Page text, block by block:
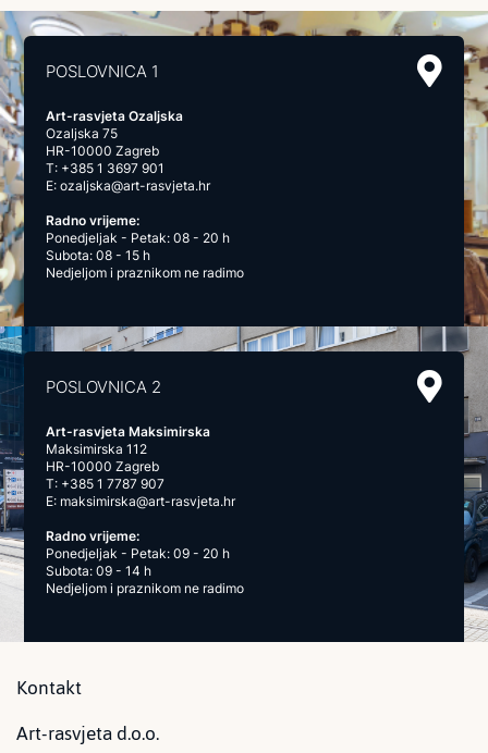
POSLOVNICA 1
Art-rasvjeta Ozaljska
Ozaljska 75
HR-10000 Zagreb
T: +385 1 3697 901
E:ozaljska@art-rasvjeta.hr
Radno vrijeme:
Ponedjeljak - Petak: 08 - 20 h
Subota: 08 - 15 h
Nedjeljom i praznikom ne radimo
POSLOVNICA 2
Art-rasvjeta Maksimirska
Maksimirska 112
HR-10000 Zagreb
T: +385 1 7787 907
E: maksimirska@art-rasvjeta.hr
Radno vrijeme:
Ponedjeljak - Petak: 09 - 20 h
Subota: 09 - 14 h
Nedjeljom i praznikom ne radimo
Kontakt
Art-rasvjeta d.o.o.